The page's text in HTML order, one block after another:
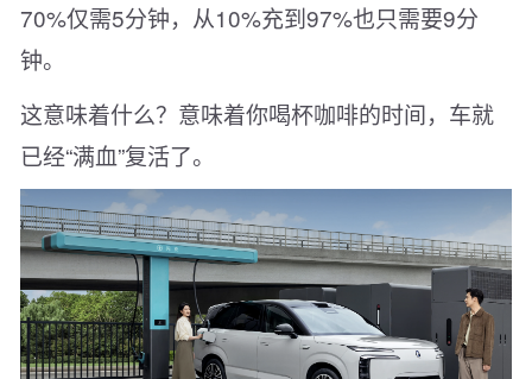
70%仅需5分钟，从10%充到97%也只需要9分
钟。
这意味着什么？意味着你喝杯咖啡的时间，车就
已经“满血”复活了。